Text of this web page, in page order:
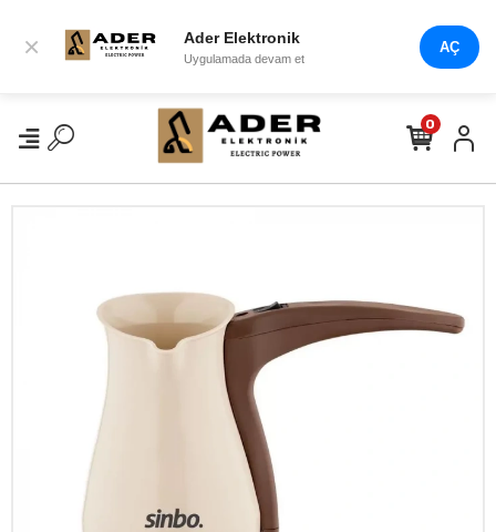
× Ader Elektronik
Uygulamada devam et
AÇ
0